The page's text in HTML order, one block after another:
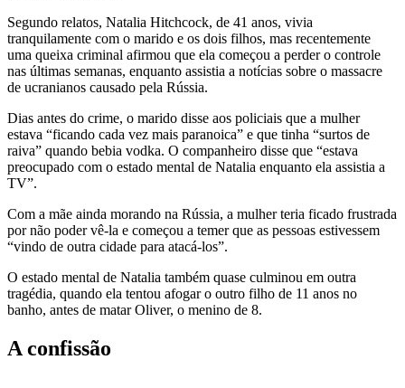
Segundo relatos, Natalia Hitchcock, de 41 anos, vivia
tranquilamente com o marido e os dois filhos, mas recentemente
uma queixa criminal afirmou que ela começou a perder o controle
nas últimas semanas, enquanto assistia a notícias sobre o massacre
de ucranianos causado pela Rússia.
Dias antes do crime, o marido disse aos policiais que a mulher
estava “ficando cada vez mais paranoica” e que tinha “surtos de
raiva” quando bebia vodka. O companheiro disse que “estava
preocupado com o estado mental de Natalia enquanto ela assistia a
TV”.
Com a mãe ainda morando na Rússia, a mulher teria ficado frustrada
por não poder vê-la e começou a temer que as pessoas estivessem
“vindo de outra cidade para atacá-los”.
O estado mental de Natalia também quase culminou em outra
tragédia, quando ela tentou afogar o outro filho de 11 anos no
banho, antes de matar Oliver, o menino de 8.
A confissão